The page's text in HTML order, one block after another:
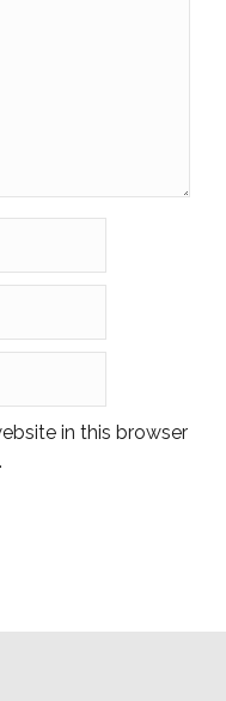
in this browser